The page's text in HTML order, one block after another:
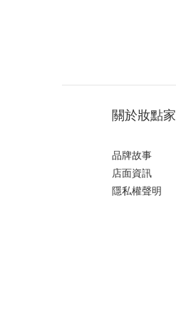
關於妝點家
品牌故事
店面資訊
隱私權聲明